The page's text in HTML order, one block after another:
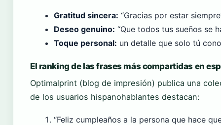
Gratitud sincera: “Gracias por estar
Deseo genuino: “Que todos tus sueños se
Toque personal: un detalle que solo tú
El ranking de las frases más compartidas en
Optimalprint (blog de impresión) publica una
de los usuarios hispanohablantes destacan:
“Feliz cumpleaños a la persona que hace